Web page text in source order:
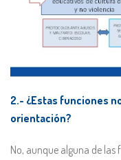
2.- ¿Estas funciones
orientación?
No, aunque alguna de